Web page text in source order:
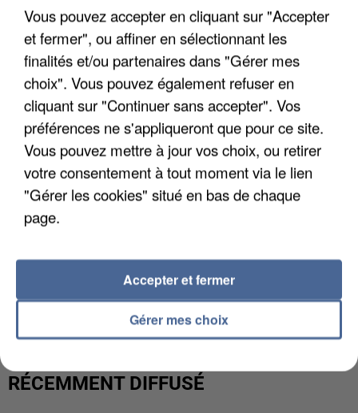
UNE TOURISTE DE L’OISE EMPORTÉE PAR UNE
COULÉE DE BOUE EN HAUTE-SAVOIE
RÉCEMMENT DIFFUSÉ
Vous pouvez accepter en cliquant sur "Accepter
et fermer", ou affiner en sélectionnant les
finalités et/ou partenaires dans "Gérer mes
choix". Vous pouvez également refuser en
cliquant sur "Continuer sans accepter". Vos
préférences ne s'appliqueront que pour ce site.
Vous pouvez mettre à jour vos choix, ou retirer
votre consentement à tout moment via le lien
"Gérer les cookies" situé en bas de chaque
page.
Gérer mes choix
Accepter et fermer